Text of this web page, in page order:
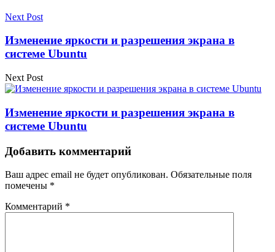
Next Post
Изменение яркости и разрешения экрана в
системе Ubuntu
Next Post
Изменение яркости и разрешения экрана в
системе Ubuntu
Добавить комментарий
Ваш адрес email не будет опубликован. Обязательные поля
помечены *
Комментарий *